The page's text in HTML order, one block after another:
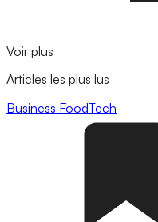
Voir plus
Articles les plus lus
Business FoodTech